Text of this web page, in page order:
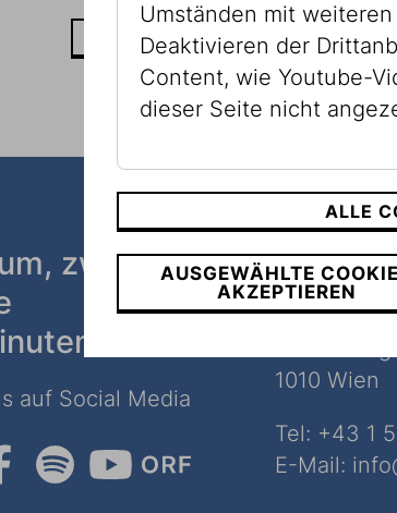
MEHR LESEN
zwei
zu Fuß
auf Social Media
Museum
1010 Wien
Tel: +43 1
E-Mail:
Umständen mit
Deaktivieren der
Content, wie Youtube-
dieser Seite nicht
ALLE
AUSGEWÄHLTE
AKZEPTIEREN